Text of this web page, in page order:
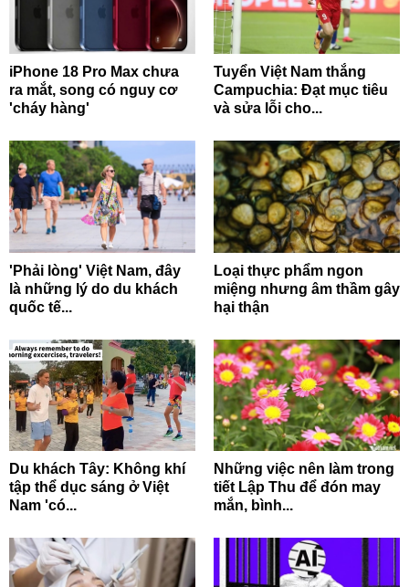
iPhone 18 Pro Max chưa
ra mắt, song có nguy cơ
'cháy hàng'
Tuyển Việt Nam thắng
Campuchia: Đạt mục tiêu
và sửa lỗi cho...
'Phải lòng' Việt Nam, đây
là những lý do du khách
quốc tế...
Loại thực phẩm ngon
miệng nhưng âm thầm gây
hại thận
Du khách Tây: Không khí
tập thể dục sáng ở Việt
Nam 'có...
Những việc nên làm trong
tiết Lập Thu để đón may
mắn, bình...